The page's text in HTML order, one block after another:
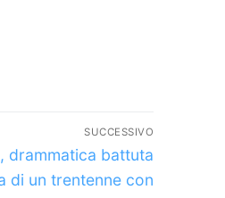
SUCCESSIVO
drammatica battuta
di un trentenne con